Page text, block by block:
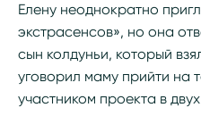
Елену неоднократно
экстрасенсов», но она
сын колдуньи, который
уговорил маму прийти на
участником проекта в